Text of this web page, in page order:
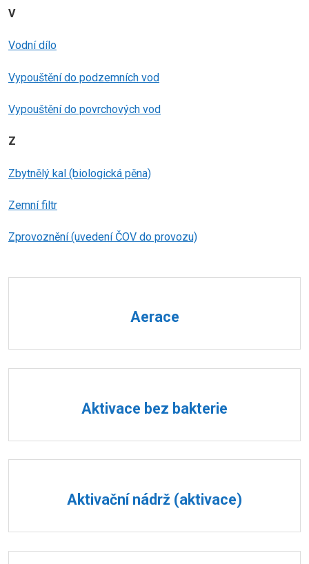
V
Vodní dílo
Vypouštění do podzemních vod
Vypouštění do povrchových vod
Z
Zbytnělý kal (biologická pěna)
Zemní filtr
Zprovoznění (uvedení ČOV do provozu)
Aerace
Aktivace bez bakterie
Aktivační nádrž (aktivace)